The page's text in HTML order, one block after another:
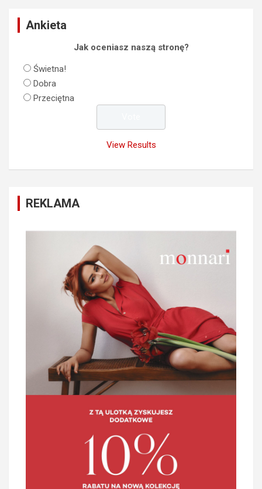
Ankieta
Jak oceniasz naszą stronę?
Świetna!
Dobra
Przeciętna
View Results
REKLAMA